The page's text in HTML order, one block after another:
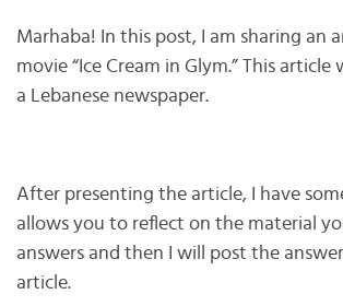
Marhaba! In this post, I am sharing an
movie “Ice Cream in Glym.” This
a Lebanese newspaper.
After presenting the article, I have
allows you to reflect on the material
answers and then I will post the
article.